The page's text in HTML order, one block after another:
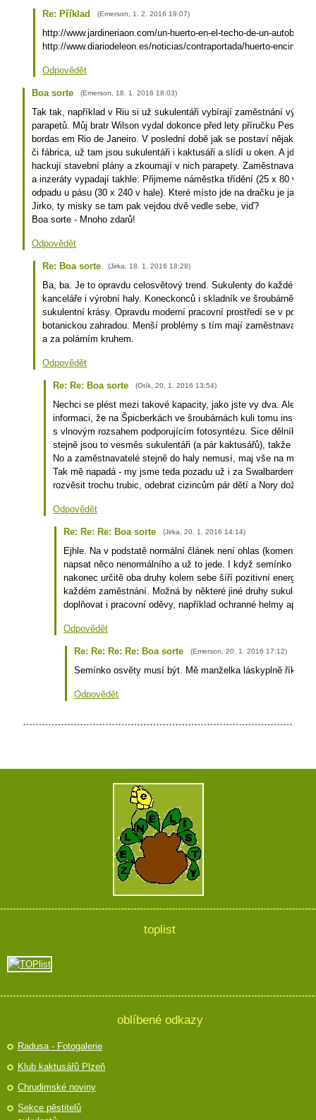
Re: Příklad (Emerson 1. 2. 2016 19:07)
http://www.jardineriaon.com/un-huerto-en-el-techo-de-un-
http://www.diariodeleon.es/noticias/contraportada/huerto-encima-
Odpovědět
Boa sorte (Emerson 18. 1. 2016 18:03)
Tak tak, například v Riu si už sukulentáři vybírají zaměstnání
parapetů. Můj bratr Wilson vydal dokonce před lety příručku
bordas em Rio de Janeiro. V poslední době jak se postaví nějaká
či fábrica, už tam jsou sukulentáři i kaktusáři a slídí u oken. A jde to
hackují stavební plány a zkoumají v nich parapety. Zaměstnavatelé
a inzeráty vypadají takhle: Přijmeme náměstka třídění (25 x 80 v
odpadu u pásu (30 x 240 v hale). Které místo jde na dračku je jasné.
Jirko, ty misky se tam pak vejdou dvě vedle sebe, viď?
Boa sorte - Mnoho zdarů!
Odpovědět
Re: Boa sorte (Jirka 18. 1. 2016 18:28)
Ba, ba. Je to opravdu celosvětový trend. Sukulenty do každé
kanceláře i výrobní haly. Koneckonců i skladník ve šroubárně má
sukulentní krásy. Opravdu moderní pracovní prostředí se v
botanickou zahradou. Menší problémy s tím mají zaměstnavatelé
a za polárním kruhem.
Odpovědět
Re: Re: Boa sorte (Otík 20. 1. 2016 13:54)
Nechci se plést mezi takové kapacity, jako jste vy dva. Ale
informaci, že na Špicberkách ve šroubárnách kuli tomu
s vlnovým rozsahem podporujícím fotosyntézu. Sice dělníkům
stejně jsou to vesměs sukulentáři (a pár kaktusářů), takže je
No a zaměstnavatelé stejně do haly nemusí, maj vše na
Tak mě napadá - my jsme teda pozadu už i za Swalbardem. A
rozvěsit trochu trubic, odebrat cizincům pár dětí a Nory
Odpovědět
Re: Re: Re: Boa sorte (Jirka 20. 1. 2016 14:14)
Ejhle. Na v podstatě normální článek není ohlas (komentář)
napsat něco nenormálního a už to jede. I když semínko
nakonec určitě oba druhy kolem sebe šíří pozitivní energii.
každém zaměstnání. Možná by některé jiné druhy sukulentů
doplňovat i pracovní oděvy, například ochranné helmy apod.
Odpovědět
Re: Re: Re: Re: Boa sorte (Emerson 20. 1. 2016 17:12)
Semínko osvěty musí být. Mě manželka láskyplně říká
Odpovědět
toplist
oblíbené odkazy
Radusa - Fotogalerie
Klub kaktusářů Plzeň
Chrudimské noviny
Sekce pěstitelů